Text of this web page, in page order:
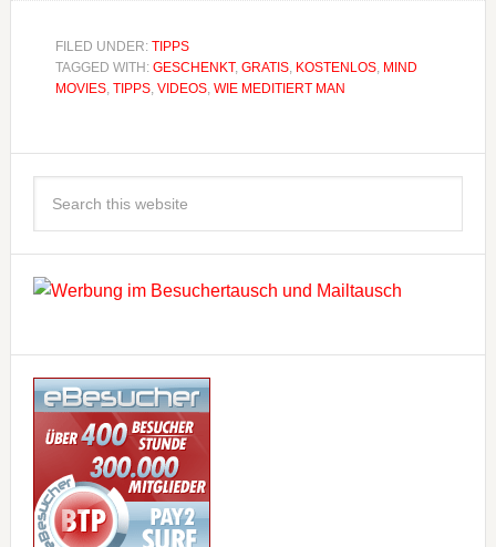
FILED UNDER: TIPPS
TAGGED WITH: GESCHENKT, GRATIS, KOSTENLOS, MIND
MOVIES, TIPPS, VIDEOS, WIE MEDITIERT MAN